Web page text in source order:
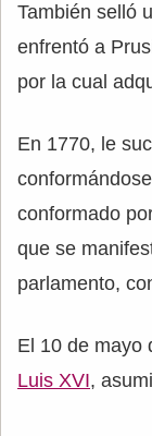
También selló
enfrentó a
por la cual
En 1770, le
conformado
que se
parlamento,
El 10 de mayo
Luis XVI,